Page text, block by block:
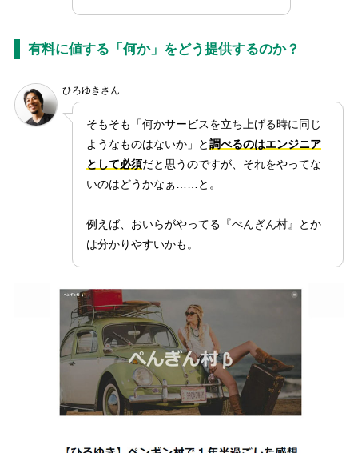
有料に値する「何か」をどう提供するのか？
ひろゆきさん
そもそも「何かサービスを立ち上げる時に同じ
ようなものはないか」と調べるのはエンジニア
として必須だと思うのですが、それをやってな
いのはどうかなぁ……と。
例えば、おいらがやってる『ぺんぎん村』とか
は分かりやすいかも。